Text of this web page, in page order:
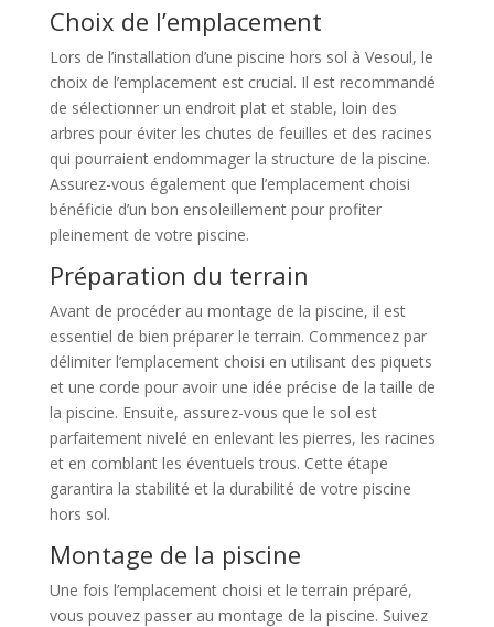
Choix de l’emplacement
Lors de l’installation d’une piscine hors sol à Vesoul, le
choix de l’emplacement est crucial. Il est recommandé
de sélectionner un endroit plat et stable, loin des
arbres pour éviter les chutes de feuilles et des racines
qui pourraient endommager la structure de la piscine.
Assurez-vous également que l’emplacement choisi
bénéficie d’un bon ensoleillement pour profiter
pleinement de votre piscine.
Préparation du terrain
Avant de procéder au montage de la piscine, il est
essentiel de bien préparer le terrain. Commencez par
délimiter l’emplacement choisi en utilisant des piquets
et une corde pour avoir une idée précise de la taille de
la piscine. Ensuite, assurez-vous que le sol est
parfaitement nivelé en enlevant les pierres, les racines
et en comblant les éventuels trous. Cette étape
garantira la stabilité et la durabilité de votre piscine
hors sol.
Montage de la piscine
Une fois l’emplacement choisi et le terrain préparé,
vous pouvez passer au montage de la piscine. Suivez